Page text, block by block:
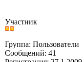
Участник
Группа: Пользователи
Сообщений: 41